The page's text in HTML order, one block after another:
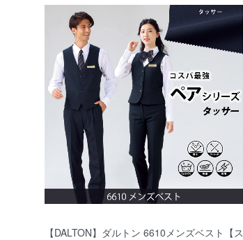
【DALTON】ダルトン 6610メンズベスト【ス